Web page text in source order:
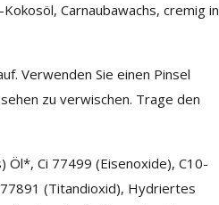
Carnaubawachs, cremig in
Verwenden Sie einen Pinsel
zu verwischen. Trage den
Öl*, Ci 77499 (Eisenoxide), C10-
(Titandioxid), Hydriertes